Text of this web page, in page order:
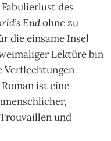
des
Endohne zu
die einsame Insel
Lektüre bin
Verflechtungen
ist eine
und